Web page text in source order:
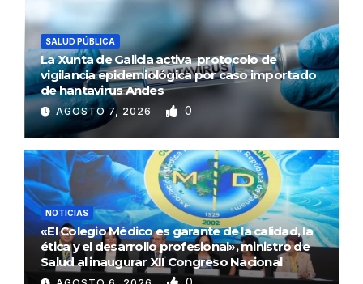
SALUD PÚBLICA
La Xunta de Galicia activa protocolo de
vigilancia epidemiológica por caso importado
de hantavirus Andes
AGOSTO 7, 2026 0
NOTICIAS
«El Colegio Médico es garante de la calidad, la
ética y el desarrollo profesional», ministro de
Salud al inaugurar XII Congreso Nacional